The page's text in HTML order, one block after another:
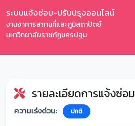
ระบบแจ้งซ่อม-ปรับปรุงออนไลน์
งานอาคารสถานที่และภูมิสถาปัตย์
มหาวิทยาลัยราชภัฏนครปฐม
รายละเอียดการแจ้งซ่อม
ความเร่งด่วน: ปกติ